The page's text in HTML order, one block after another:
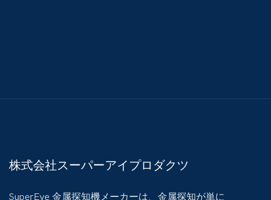
株式会社スーパーアイプロダクツ
SuperEye 金属探知機メーカーは、金属探知が単に